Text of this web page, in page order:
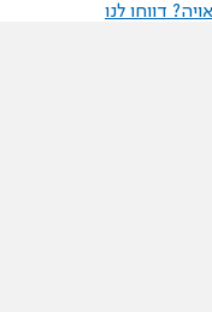
דווחו לנו